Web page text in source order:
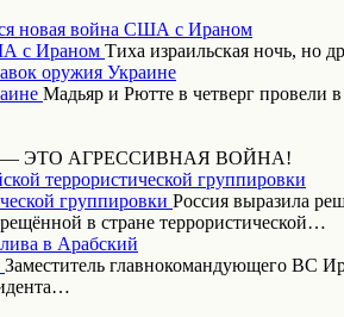
новая война США с Ираном
Тиха израильская ночь, но
оружия Украине
Мадьяр и Рютте в четверг провели
ЭТО АГРЕССИВНАЯ ВОЙНА!
террористической группировки
Россия выразила
в стране террористической…
в Арабский
Заместитель главнокомандующего ВС